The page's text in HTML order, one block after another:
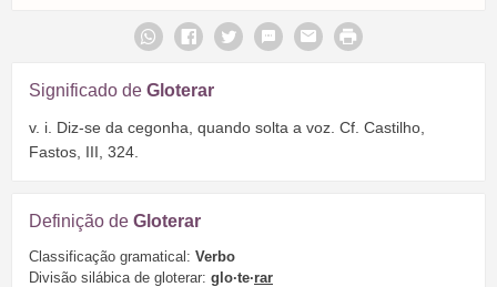
Significado de Gloterar
v. i. Diz-se da cegonha, quando solta a voz. Cf. Castilho,
Fastos, III, 324.
Definição de Gloterar
Classificação gramatical: Verbo
Divisão silábica de gloterar: glo·te·rar